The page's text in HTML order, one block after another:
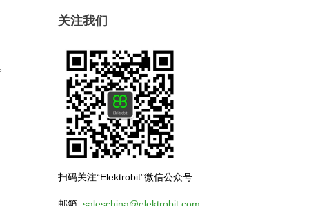
关注我们
扫码关注“Elektrobit”微信公众号